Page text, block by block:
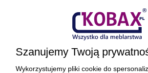
Płatności i dostawa
Ciekawostki
O firmie
Szanujemy Twoją
Wykorzystujemy pliki cookie do